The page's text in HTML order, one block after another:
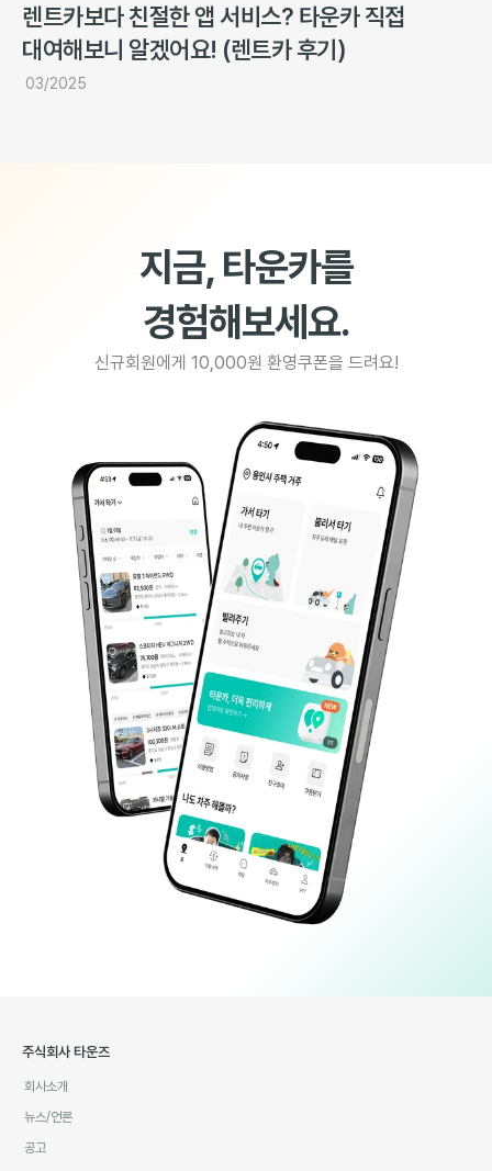
렌트카보다 친절한 앱 서비스? 타운카 직접
대여해보니 알겠어요! (렌트카 후기)
03/2025
지금, 타운카를
경험해보세요.
신규회원에게 10,000원 환영쿠폰을 드려요!
주식회사 타운즈
회사소개
뉴스/언론
공고